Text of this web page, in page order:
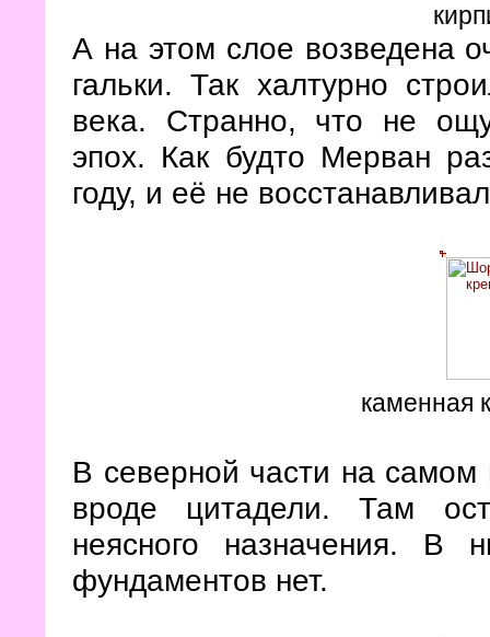
А на этом слое возведена
гальки. Так халтурно
века. Странно, что не
эпох. Как будто Мерван
году, и её не
каменная
В северной части на самом
вроде цитадели. Там
неясного назначения. В
фундаментов нет.